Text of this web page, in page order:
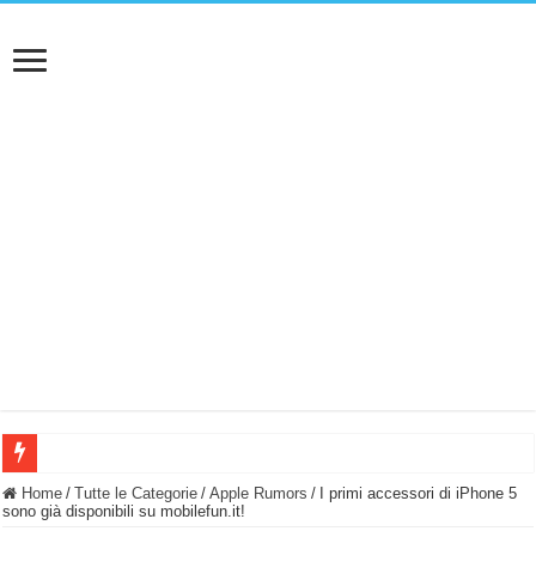
BASTA FATICARE! Questo robot tagliaerba lo appoggi e fa tutto lui! (Senza
Home / Tutte le Categorie / Apple Rumors /
I primi accessori di iPhone 5
sono già disponibili su mobilefun.it!